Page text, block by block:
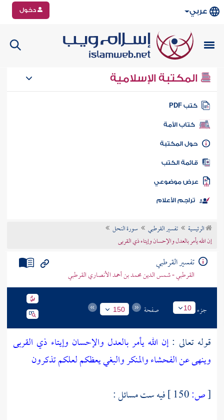
عربي دخول
المكتبة الإسلامية
كتب PDF
كتاب الأمة
المكتبة
الكتب
موضوعي
تراجم الأعلام
الرئيسية تفسير القرطبي
سورة النحل
إن الله يأمر بالعدل والإحسان وإيتاء ذي القربى
تفسير القرطبي
القرطبي - شمس الدين محمد بن أحمد الأنصاري القرطبي
جزء 10 صفحة 150
قوله تعالى :إن الله يأمر بالعدل والإحسان وإيتاء ذي القربى
وينهى عن الفحشاء والمنكر والبغي يعظكم لعلكم تذكرون
[ص:
فيه ست مسائل :